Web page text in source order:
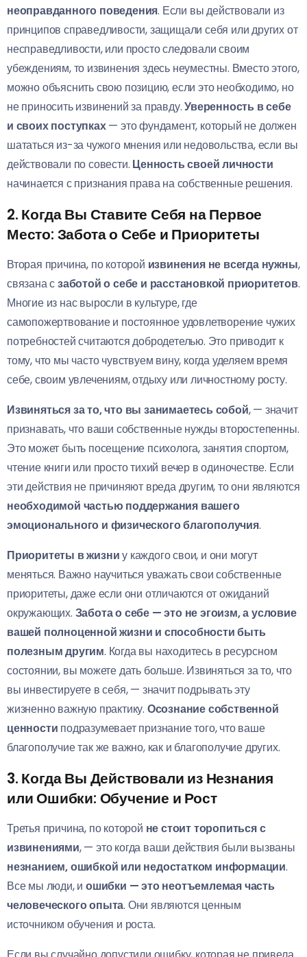
неоправданного поведения. Если вы действовали из
принципов справедливости, защищали себя или других от
несправедливости, или просто следовали своим
убеждениям, то извинения здесь неуместны. Вместо этого,
можно объяснить свою позицию, если это необходимо, но
не приносить извинений за правду.Уверенность в себе
и своих поступках— это фундамент, который не должен
шататься из-за чужого мнения или недовольства, если вы
действовали по совести. Ценность своей личности
начинается с признания права на собственные решения.
2. Когда Вы Ставите Себя на Первое
Место: Забота о Себе и Приоритеты
Вторая причина, по которой извинения не всегда нужны,
связана сзаботой о себе и расстановкой приоритетов.
Многие из нас выросли в культуре, где
самопожертвование и постоянное удовлетворение чужих
потребностей считаются добродетелью. Это приводит к
тому, что мы часто чувствуем вину, когда уделяем время
себе, своим увлечениям, отдыху или личностному росту.
Извиняться за то, что вы занимаетесь собой, — значит
признавать, что ваши собственные нужды второстепенны.
Это может быть посещение психолога, занятия спортом,
чтение книги или просто тихий вечер в одиночестве. Если
эти действия не причиняют вреда другим, то они являются
необходимой частью поддержания вашего
эмоционального и физического благополучия.
Приоритеты в жизниу каждого свои, и они могут
меняться. Важно научиться уважать свои собственные
приоритеты, даже если они отличаются от ожиданий
окружающих. Забота о себе — это не эгоизм, а условие
вашей полноценной жизни и способности быть
полезным другим. Когда вы находитесь в ресурсном
состоянии, вы можете дать больше. Извиняться за то, что
вы инвестируете в себя, — значит подрывать эту
жизненно важную практику. Осознание собственной
ценности подразумевает признание того, что ваше
благополучие так же важно, как и благополучие других.
3. Когда Вы Действовали из Незнания
или Ошибки: Обучение и Рост
Третья причина, по которой не стоит торопиться с
извинениями, — это когда ваши действия были вызваны
незнанием, ошибкой или недостатком информации.
Все мы люди, иошибки — это неотъемлемая часть
человеческого опыта. Они являются ценным
источником обучения и роста.